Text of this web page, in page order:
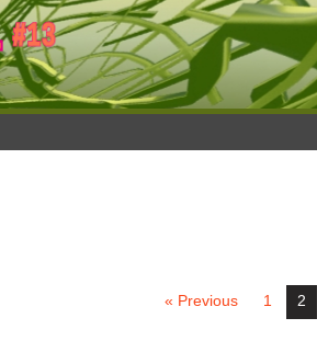
« Previous 1 2